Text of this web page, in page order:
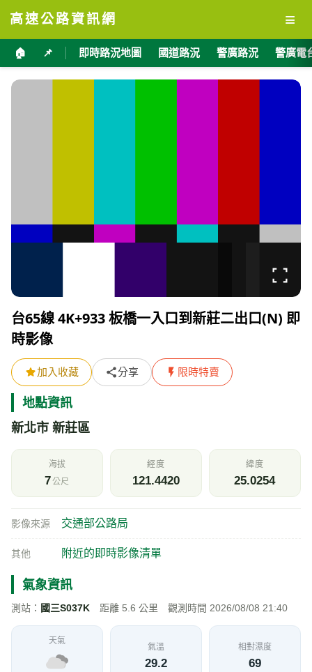
高速公路資訊網 ≡
🏠 📌 即時路況地圖 國道路況 警廣路況 警廣電
台65線 4K+933 板橋一入口到新莊二出口(N) 即
時影像
加入收藏 分享 限時特賣
地點資訊
新北市 新莊區
海拔
7公尺
經度
121.4420
緯度
25.0254
影像來源 交通部公路局
其他 附近的即時影像清單
氣象資訊
測站： 國三S037K 距離 5.6 公里 觀測時間 2026/08/08 21:40
天氣
氣溫
29.2
相對濕度
69